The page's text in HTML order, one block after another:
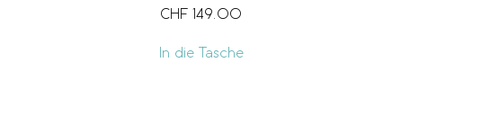
CHF 149.00
In die Tasche